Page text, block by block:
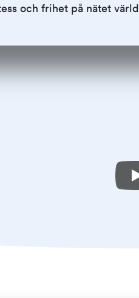
och frihet på nätet